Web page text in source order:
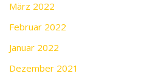
März 2022
Februar 2022
Januar 2022
Dezember 2021